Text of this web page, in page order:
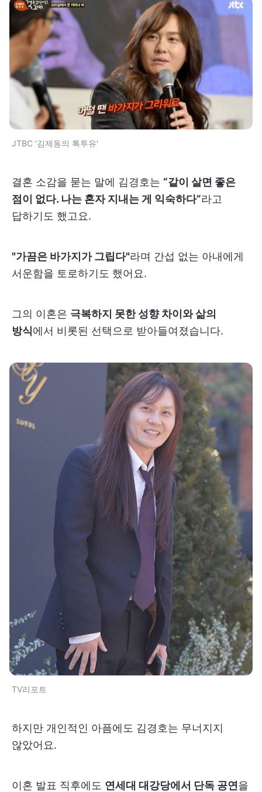
JTBC '김제동의 톡투유'
결혼 소감을 묻는 말에 김경호는 “같이 살면 좋은
점이 없다. 나는 혼자 지내는 게 익숙하다”라고
답하기도 했고요.
"가끔은 바가지가 그립다"라며 간섭 없는 아내에게
서운함을 토로하기도 했어요.
그의 이혼은 극복하지 못한 성향 차이와 삶의
방식에서 비롯된 선택으로 받아들여졌습니다.
TV리포트
하지만 개인적인 아픔에도 김경호는 무너지지
않았어요.
이혼 발표 직후에도 연세대 대강당에서 단독 공연을